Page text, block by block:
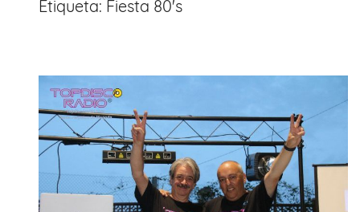
Etiqueta: Fiesta 80's